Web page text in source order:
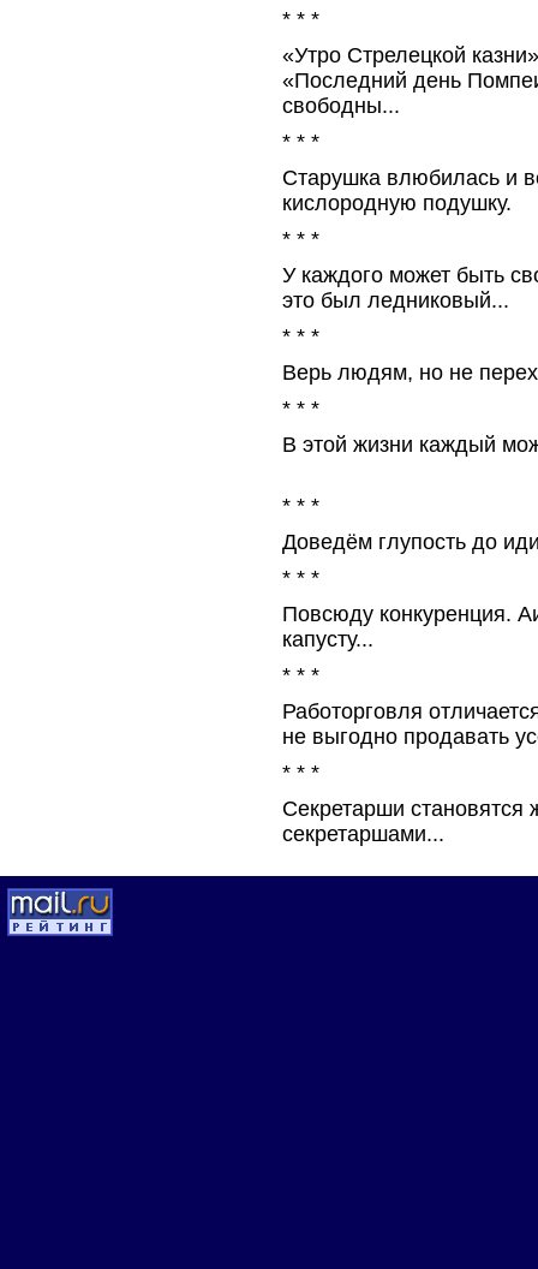
* * *
«Утро Стрелецкой
«Последний день
свободны...
* * *
Старушка влюбилась и
кислородную подушку.
* * *
У каждого может быть
это был ледниковый...
* * *
Верь людям, но не
* * *
В этой жизни каждый
* * *
Доведём глупость до
* * *
Повсюду конкуренция.
капусту...
* * *
Работорговля
не выгодно продавать
* * *
Секретарши
секретаршами...